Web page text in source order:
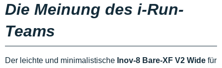
Die Meinung des i-Run-
Teams
Der leichte und minimalistische Inov-8 Bare-XF V2 Wide für